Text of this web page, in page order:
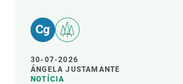
30-07-2026
ÁNGELA JUSTAMANTE
NOTÍCIA